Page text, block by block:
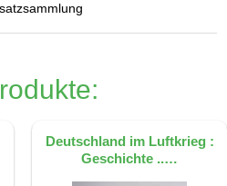
Deutschland im Luftkrieg :
Geschichte ..…